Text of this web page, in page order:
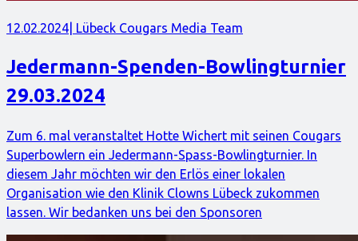
12.02.2024 | Lübeck Cougars Media Team
Jedermann-Spenden-Bowlingturnier
29.03.2024
Zum 6. mal veranstaltet Hotte Wichert mit seinen Cougars
Superbowlern ein Jedermann-Spass-Bowlingturnier. In
diesem Jahr möchten wir den Erlös einer lokalen
Organisation wie den Klinik Clowns Lübeck zukommen
lassen. Wir bedanken uns bei den Sponsoren